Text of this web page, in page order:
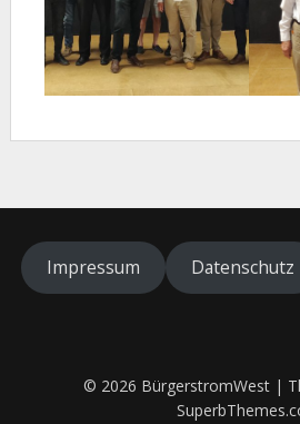
Impressum Datenschutz
© 2026 BürgerstromWest |